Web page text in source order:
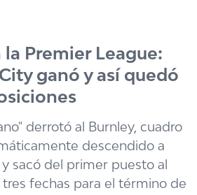
Premier League:
ganó y así quedó
derrotó al Burnley, cuadro
descendido a
sacó del primer puesto al
fechas para el término de